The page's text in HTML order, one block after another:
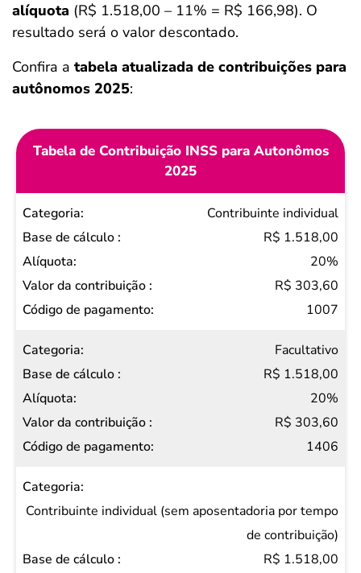
alíquota (R$ 1.518,00 – 11% = R$ 166,98). O
resultado será o valor descontado.
Confira a tabela atualizada de contribuições para
autônomos 2025:
Tabela de Contribuição INSS para Autonômos
2025
Categoria
Base
de
cálculo
Alíquota
contribuição
Código de
pagamento
Contribuinte individual
R$ 1.518,00
20%
R$ 303,60
1007
Facultativo
R$ 1.518,00
20%
R$ 303,60
1406
Contribuinte individual (sem aposentadoria por tempo
de contribuição)
R$ 1.518,00